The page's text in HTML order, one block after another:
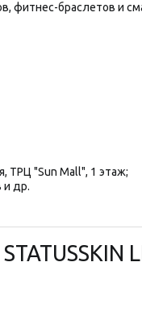
браслетов и
ТРЦ "Sun Mall", 1 этаж;
и др.